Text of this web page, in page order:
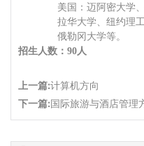
美国：迈阿密大学
拉华大学、纽约理
俄勒冈大学等。
招生人数： 90人
上一篇:计算机方向
下一篇:国际旅游与酒店管理